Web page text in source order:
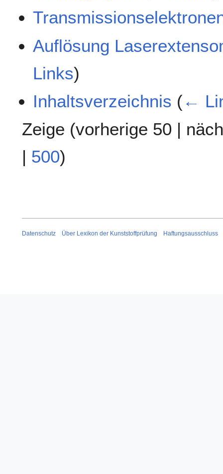
Auflösung
Links)
Inhaltsverzeichnis (←
Zeige (vorherige 50 |
| 500)
Datenschutz Über Lexikon der Kunststoffprüfung Haftungsausschluss